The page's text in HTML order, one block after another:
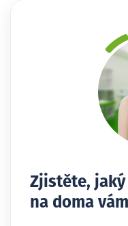
Zjistěte,
na doma